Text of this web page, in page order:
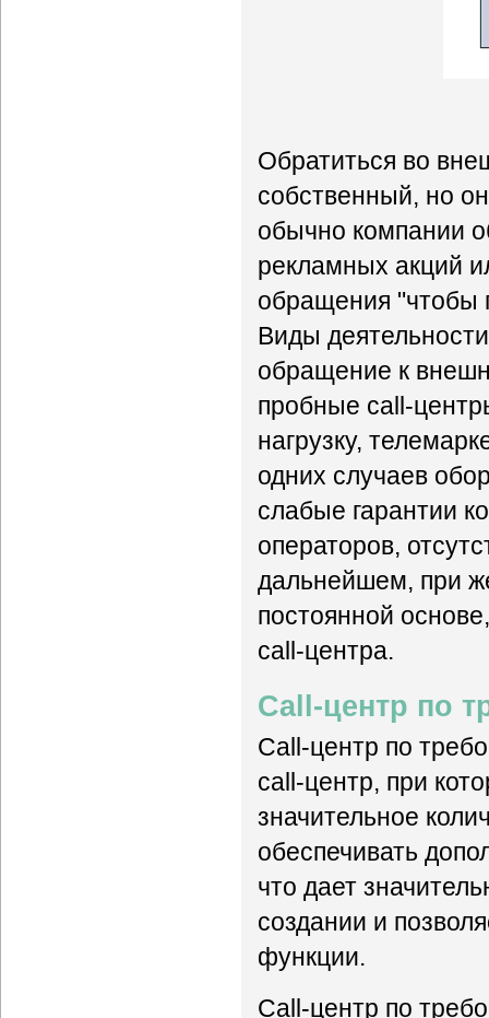
Обратиться во
собственный, но
обычно компании
рекламных акций
обращения "чтобы
Виды
обращение к
пробные call-
нагрузку,
одних случаев
слабые гарантии
операторов,
дальнейшем, при
постоянной
call-центра.
Call-центр по
Call-центр по
сall-центр, при
значительное
обеспечивать
что дает
создании и
функции.
Call-центр по